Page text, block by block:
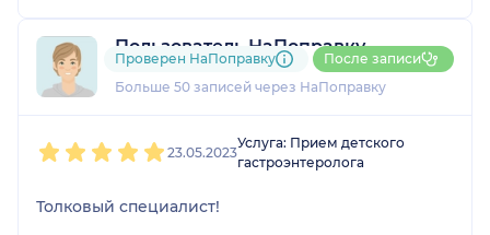
Пользователь НаПоправку
14 отзывов
Больше 50 записей через НаПоправку
Проверен НаПоправку После записи
23.05.2023
Услуга: Прием детского
гастроэнтеролога
Толковый специалист!